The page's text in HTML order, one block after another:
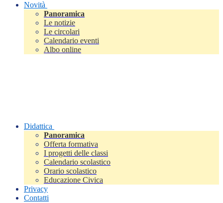
Novità
Panoramica
Le notizie
Le circolari
Calendario eventi
Albo online
Didattica
Panoramica
Offerta formativa
I progetti delle classi
Calendario scolastico
Orario scolastico
Educazione Civica
Privacy
Contatti